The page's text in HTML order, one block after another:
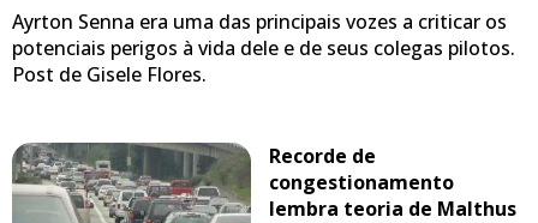
Ayrton Senna era uma das principais vozes a criticar os
potenciais perigos à vida dele e de seus colegas pilotos.
Post de Gisele Flores.
Recorde de
congestionamento
lembra teoria de Malthus